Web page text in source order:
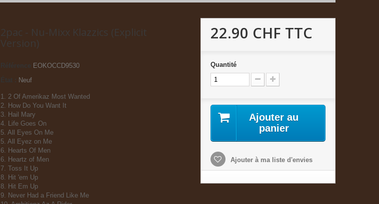
2pac - Nu-Mixx Klazzics (Explicit
Version)
Référence
EOKOCCD9530
Neuf
1. 2 Of Amerikaz Most Wanted
2. How Do You Want It
3. Hail Mary
4. Life Goes On
5. All Eyes On Me
5. All Eyez on Me
6. Hearts Of Men
6. Heartz of Men
7. Toss It Up
8. Hit 'em Up
8. Hit Em Up
9. Never Had a Friend Like Me
22.90 CHF TTC
Quantité
Ajouter au
panier
Ajouter à ma liste d'envies